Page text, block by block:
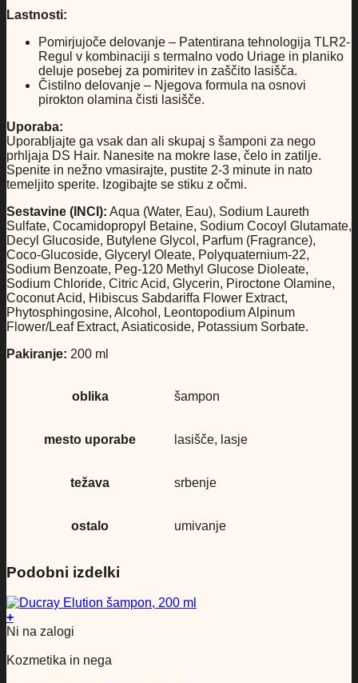
Lastnosti:
Pomirjujoče delovanje – Patentirana tehnologija TLR2-
Regul v kombinaciji s termalno vodo Uriage in planiko
deluje posebej za pomiritev in zaščito lasišča.
Čistilno delovanje – Njegova formula na osnovi
pirokton olamina čisti lasišče.
Uporaba:
Uporabljajte ga vsak dan ali skupaj s šamponi za nego
prhljaja DS Hair. Nanesite na mokre lase, čelo in zatilje.
Spenite in nežno vmasirajte, pustite 2-3 minute in nato
temeljito sperite. Izogibajte se stiku z očmi.
Sestavine (INCI): Aqua (Water, Eau), Sodium Laureth
Sulfate, Cocamidopropyl Betaine, Sodium Cocoyl Glutamate,
Decyl Glucoside, Butylene Glycol, Parfum (Fragrance),
Coco-Glucoside, Glyceryl Oleate, Polyquaternium-22,
Sodium Benzoate, Peg-120 Methyl Glucose Dioleate,
Sodium Chloride, Citric Acid, Glycerin, Piroctone Olamine,
Coconut Acid, Hibiscus Sabdariffa Flower Extract,
Phytosphingosine, Alcohol, Leontopodium Alpinum
Flower/Leaf Extract, Asiaticoside, Potassium Sorbate.
Pakiranje: 200 ml
oblika šampon
mesto uporabe lasišče, lasje
težava srbenje
ostalo umivanje
Podobni izdelki
+
Ni na zalogi
Kozmetika in nega